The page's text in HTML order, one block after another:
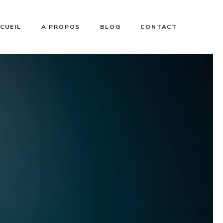
A PROPOS BLOG CONTACT